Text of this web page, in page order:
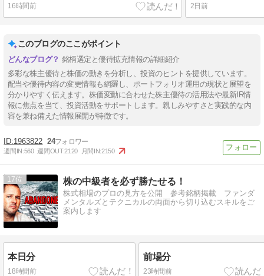
16時間前 2日前
このブログのここがポイント
銘柄選定と優待拡充情報の詳細紹介
多彩な株主優待と株価の動きを分析し、投資のヒントを提供しています。
配当や優待内容の変更情報も網羅し、ポートフォリオ運用の現状と展望を
分かりやすく伝えます。株価変動に合わせた株主優待の活用法や最新IR情
報に焦点を当て、投資活動をサポートします。親しみやすさと実践的な内
容を兼ね備えた情報展開が特徴です。
1963822 24
週間IN:560 週間OUT:2120 月間IN:2150
17 株の中級者を必ず勝たせる！
株式相場のプロの見方を公開 参考銘柄掲載 ファンダ
メンタルズとテクニカルの両面から切り込むスキルをご
案内します
本日分
18時間前
前場分
23時間前